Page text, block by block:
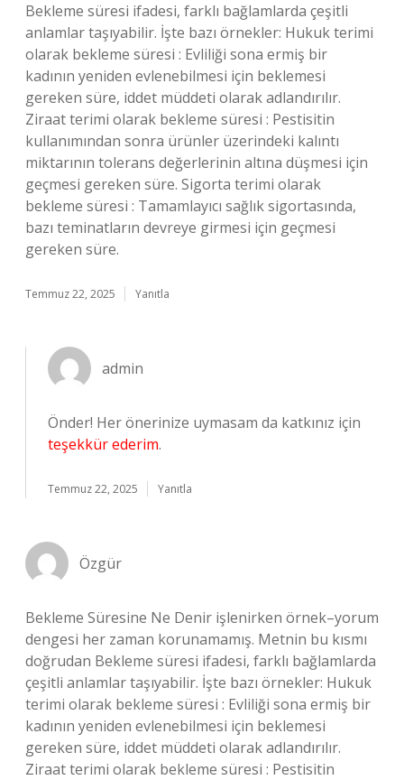
Bekleme süresi ifadesi, farklı bağlamlarda çeşitli
anlamlar taşıyabilir. İşte bazı örnekler: Hukuk terimi
olarak bekleme süresi : Evliliği sona ermiş bir
kadının yeniden evlenebilmesi için beklemesi
gereken süre, iddet müddeti olarak adlandırılır.
Ziraat terimi olarak bekleme süresi : Pestisitin
kullanımından sonra ürünler üzerindeki kalıntı
miktarının tolerans değerlerinin altına düşmesi için
geçmesi gereken süre. Sigorta terimi olarak
bekleme süresi : Tamamlayıcı sağlık sigortasında,
bazı teminatların devreye girmesi için geçmesi
gereken süre.
Temmuz 22, 2025 Yanıtla
admin
Önder! Her önerinize uymasam da katkınız için
teşekkür ederim.
Temmuz 22, 2025 Yanıtla
Özgür
Bekleme Süresine Ne Denir işlenirken örnek–yorum
dengesi her zaman korunamamış. Metnin bu kısmı
doğrudan Bekleme süresi ifadesi, farklı bağlamlarda
çeşitli anlamlar taşıyabilir. İşte bazı örnekler: Hukuk
terimi olarak bekleme süresi : Evliliği sona ermiş bir
kadının yeniden evlenebilmesi için beklemesi
gereken süre, iddet müddeti olarak adlandırılır.
Ziraat terimi olarak bekleme süresi : Pestisitin